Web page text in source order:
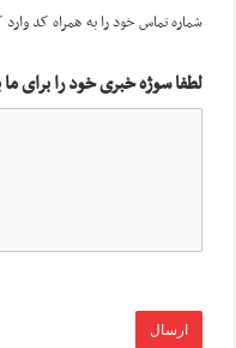
شماره تماس خود را به همراه کد وارد
لطفا سوژه خبری خود را برای ما